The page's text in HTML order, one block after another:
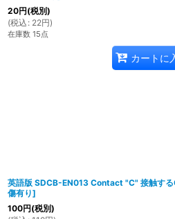
20円(税別)
(税込 : 22円)
在庫数 15点
カートに
英語版 SDCB-EN013 Contact "C" 接触す
傷有り]
100円(税別)